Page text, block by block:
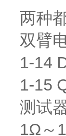
两种
双臂
1-14
1-15
测试
1Ω～